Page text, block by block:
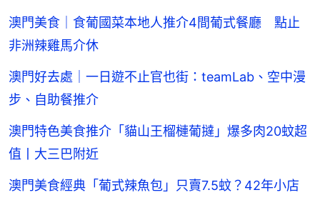
澳門美食｜食葡國菜本地人推介4間葡式餐廳 點止
非洲辣雞馬介休
澳門好去處｜一日遊不止官也街：teamLab、空中漫
步、自助餐推介
澳門特色美食推介「貓山王榴槤葡撻」爆多肉20蚊超
值丨大三巴附近
澳門美食經典「葡式辣魚包」只賣7.5蚊？42年小店